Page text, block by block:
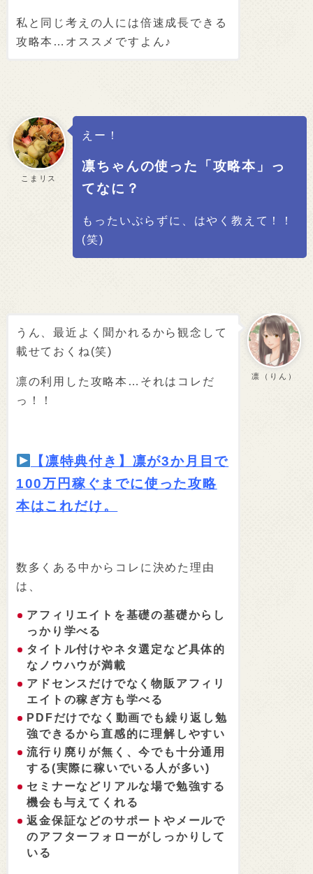
私と同じ考えの人には倍速成長できる
攻略本…オススメですよん♪
こまリス
えー！
凛ちゃんの使った「攻略本」っ
てなに？
もったいぶらずに、はやく教えて！！
(笑)
凛（りん）
うん、最近よく聞かれるから観念して
載せておくね(笑)
凛の利用した攻略本…それはコレだ
っ！！
【凛特典付き】凛が3か月目で
100万円稼ぐまでに使った攻略
本はこれだけ。
数多くある中からコレに決めた理由
は、
アフィリエイトを基礎の基礎からし
っかり学べる
タイトル付けやネタ選定など具体的
なノウハウが満載
アドセンスだけでなく物販アフィリ
エイトの稼ぎ方も学べる
PDFだけでなく動画でも繰り返し勉
強できるから直感的に理解しやすい
流行り廃りが無く、今でも十分通用
する(実際に稼いでいる人が多い)
セミナーなどリアルな場で勉強する
機会も与えてくれる
返金保証などのサポートやメールで
のアフターフォローがしっかりして
いる